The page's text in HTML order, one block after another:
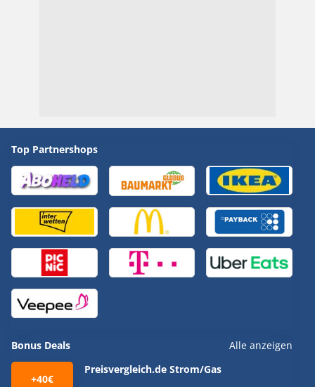
Top Partnershops
Bonus Deals Alle anzeigen
+40€
Preisvergleich.de Strom/Gas